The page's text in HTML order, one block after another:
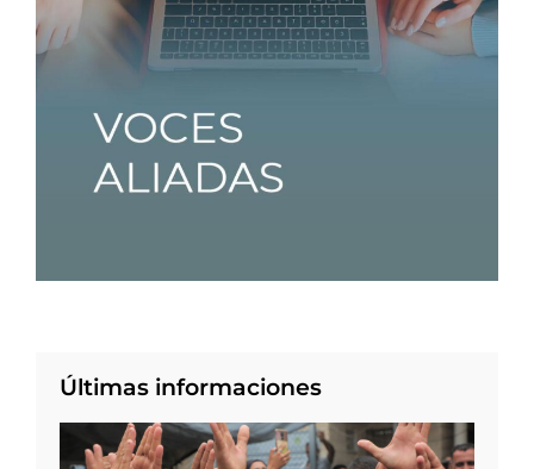
Últimas informaciones